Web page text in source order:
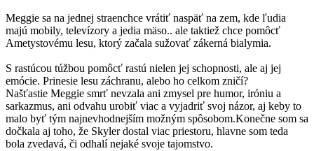
Meggie sa na jednej straenchce vrátiť naspäť na zem, kde ľudia
majú mobily, televízory a jedia mäso.. ale taktiež chce pomôcť
Ametystovému lesu, ktorý začala sužovať zákerná bialymia.
S rastúcou túžbou pomôcť rastú nielen jej schopnosti, ale aj jej
emócie. Prinesie lesu záchranu, alebo ho celkom zničí?
Našťastie Meggie smrť nevzala ani zmysel pre humor, iróniu a
sarkazmus, ani odvahu urobiť viac a vyjadriť svoj názor, aj keby to
malo byť tým najnevhodnejším možným spôsobom.Konečne som sa
dočkala aj toho, že Skyler dostal viac priestoru, hlavne som teda
bola zvedavá, či odhalí nejaké svoje tajomstvo.